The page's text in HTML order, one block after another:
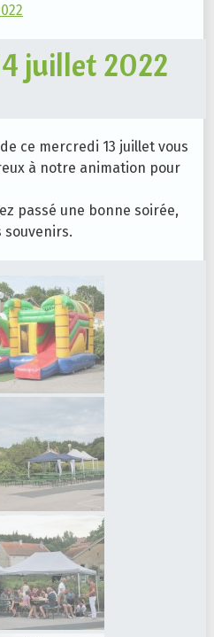
juillet 2022
ce mercredi 13 juillet vous
à notre animation pour
passé une bonne soirée,
souvenirs.